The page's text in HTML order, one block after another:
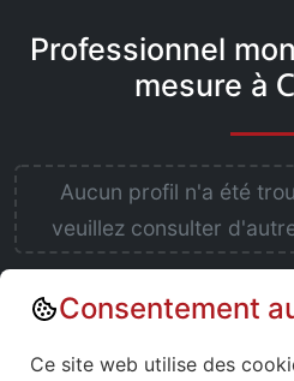
Professionnel
mesure à
Aucun profil n'a été
veuillez consulter
Annuaire : Monte escalier
Consentement
Ce site web utilise des